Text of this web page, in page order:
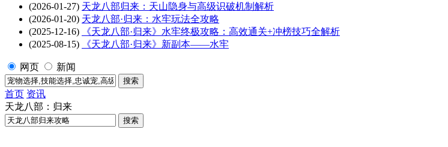
(2026-01-27) 天龙八部归来：天山隐身与高级识破机制解析
(2026-01-20) 天龙八部·归来：水牢玩法全攻略
(2025-12-16)
《天龙八部·归来》水牢终极攻略：高效通关+冲榜技巧全解析
(2025-08-15)
《天龙八部·归来》新副本——水牢
网页 新闻
首页 资讯
天龙八部：归来